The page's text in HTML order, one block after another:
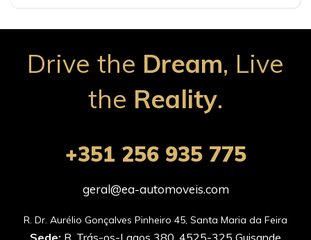
Drive the Dream, Live
the Reality.
+351 256 935 775
geral@ea-automoveis.com